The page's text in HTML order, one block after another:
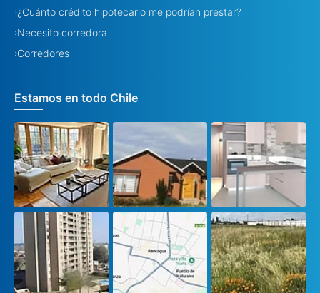
›¿Cuánto crédito hipotecario me podrían prestar?
›Necesito corredora
›Corredores
Estamos en todo Chile